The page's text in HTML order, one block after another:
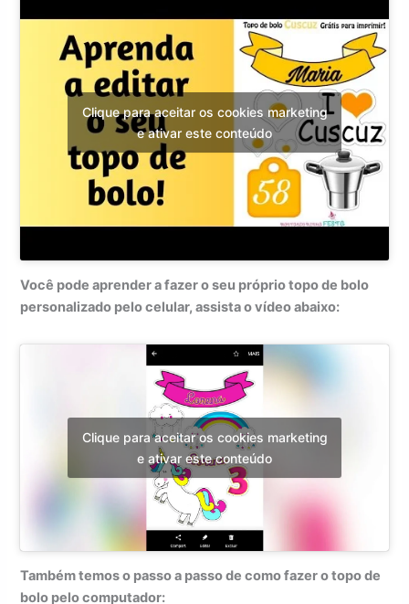
Clique para aceitar os cookies marketing
e ativar este conteúdo
Você pode aprender a fazer o seu próprio topo de bolo
personalizado pelo celular, assista o vídeo abaixo:
Clique para aceitar os cookies marketing
e ativar este conteúdo
Também temos o passo a passo de como fazer o topo de
bolo pelo computador: